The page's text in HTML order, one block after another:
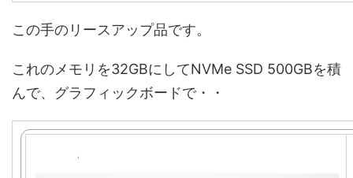
この手のリースアップ品です。
これのメモリを32GBにしてNVMe SSD 500GBを積
んで、グラフィックボードで・・